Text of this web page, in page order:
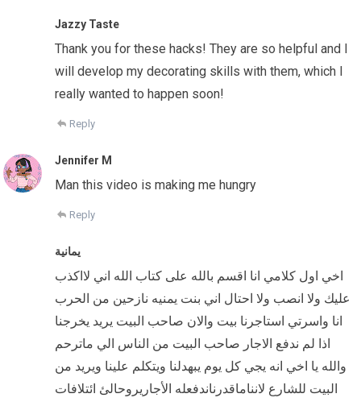
Jazzy Taste
Thank you for these hacks! They are so helpful and I
will develop my decorating skills with them, which I
really wanted to happen soon!
Reply
Jennifer M
Man this video is making me hungry
Reply
يمانية
اخي اول كلامي انا اقسم بالله على كتاب الله اني لااكذب
عليك ولا انصب ولا احتال اني بنت يمنيه نازحين من الحرب
انا واسرتي استاجرنا بيت والان صاحب البيت يريد يخرجنا
اذا لم ندفع الاجار صاحب البيت من الناس الي ماترحم
والله يا اخي انه يجي كل يوم يبهدلنا ويتكلم علينا ويريد من
البيت للشارع لانناماقدرناندفعله الأجاريروحالئ ائتلافات